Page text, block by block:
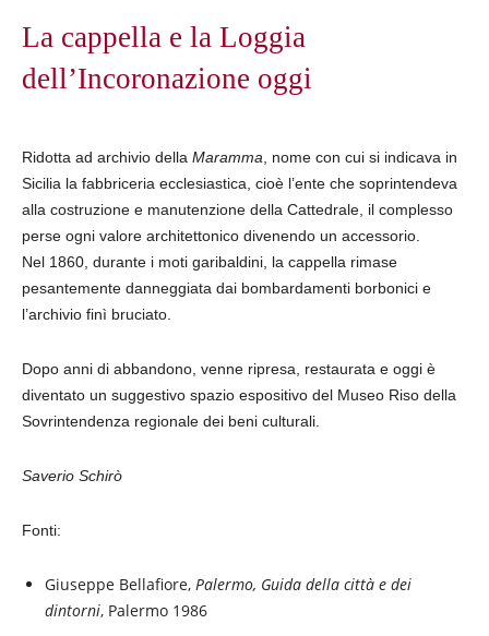
La cappella e la Loggia
dell’Incoronazione oggi
Ridotta ad archivio della Maramma , nome con cui si indicava in
Sicilia la fabbriceria ecclesiastica, cioè l’ente che soprintendeva
alla costruzione e manutenzione della Cattedrale, il complesso
perse ogni valore architettonico divenendo un accessorio.
Nel 1860, durante i moti garibaldini, la cappella rimase
pesantemente danneggiata dai bombardamenti borbonici e
l’archivio finì bruciato.
Dopo anni di abbandono, venne ripresa, restaurata e oggi è
diventato un suggestivo spazio espositivo del Museo Riso della
Sovrintendenza regionale dei beni culturali.
Saverio Schirò
Fonti:
Giuseppe Bellafiore, Palermo, Guida della città e dei
dintorni, Palermo 1986